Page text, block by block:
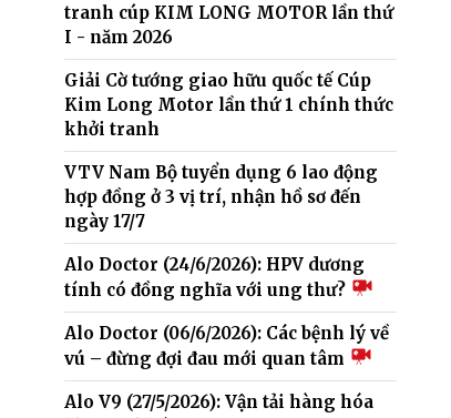
tranh cúp KIM LONG MOTOR lần thứ
I - năm 2026
Giải Cờ tướng giao hữu quốc tế Cúp
Kim Long Motor lần thứ 1 chính thức
khởi tranh
VTV Nam Bộ tuyển dụng 6 lao động
hợp đồng ở 3 vị trí, nhận hồ sơ đến
ngày 17/7
Alo Doctor (24/6/2026): HPV dương
tính có đồng nghĩa với ung thư?
Alo Doctor (06/6/2026): Các bệnh lý về
vú – đừng đợi đau mới quan tâm
Alo V9 (27/5/2026): Vận tải hàng hóa